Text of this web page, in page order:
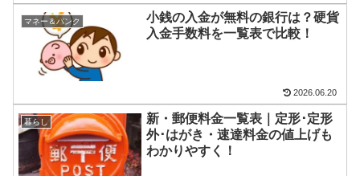
マネー＆バンク
小銭の入金が無料の銀行は？硬貨
入金手数料を一覧表で比較！
2026.06.20
暮らし
新・郵便料金一覧表｜定形･定形
外･はがき・速達料金の値上げも
わかりやすく！